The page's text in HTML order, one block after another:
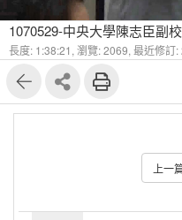
1070529-中央大學陳志臣副
長度: 1:38:21, 瀏覽: 2069, 最近修訂
上一